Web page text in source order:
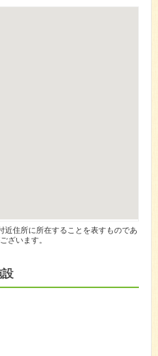
住所に所在することを表すものであ
ざいます。
設